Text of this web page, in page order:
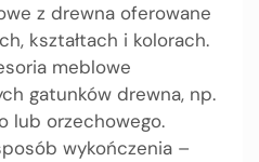
z drewna oferowane
kształtach i kolorach.
meblowe
gatunków drewna, np.
lub orzechowego.
wykończenia –